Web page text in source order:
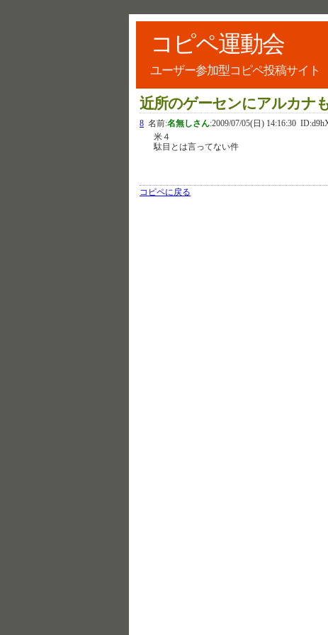
コピペ運動会
ユーザー参加型コピペ投稿サイト
近所のゲーセンにアルカナ
8 名前:名無しさん:2009/07/05(日) 14:16:30
米４
駄目とは言ってない件
コピペに戻る